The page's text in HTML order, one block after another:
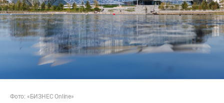
Фото: «БИЗНЕС Online»